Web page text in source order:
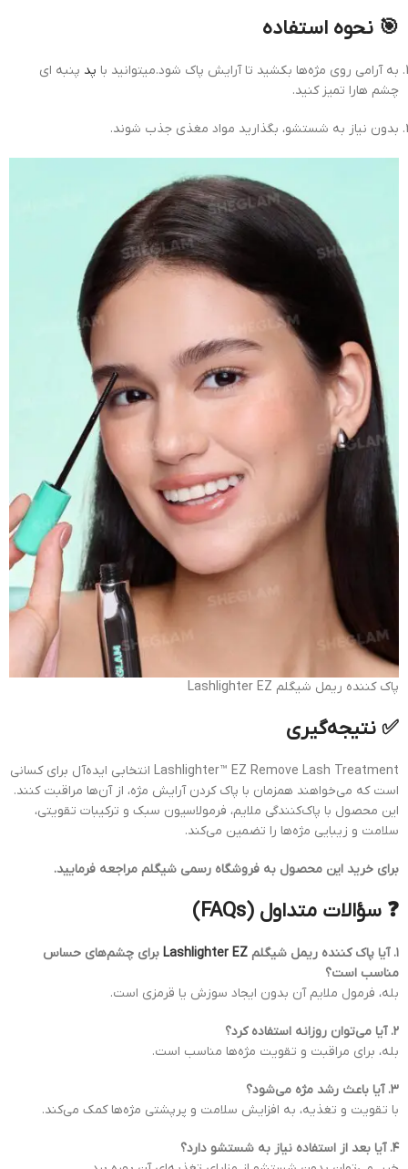
🎯 نحوه استفاده
به آرامی روی مژه‌ها بکشید تا آرایش پاک شود.میتوانید با پد پنبه ای
چشم هارا تمیز کنید.
بدون نیاز به شستشو، بگذارید مواد مغذی جذب شوند.
پاک کننده ریمل شیگلم Lashlighter EZ
✅ نتیجه‌گیری
Lashlighter™ EZ Remove Lash Treatment انتخابی ایده‌آل برای کسانی
است که می‌خواهند همزمان با پاک کردن آرایش مژه، از آن‌ها مراقبت کنند.
این محصول با پاک‌کنندگی ملایم، فرمولاسیون سبک و ترکیبات تقویتی،
سلامت و زیبایی مژه‌ها را تضمین می‌کند.
برای خرید این محصول به فروشگاه رسمی شیگلم مراجعه فرمایید.
❓ سؤالات متداول (FAQs)
۱. آیا پاک کننده ریمل شیگلم Lashlighter EZ برای چشم‌های حساس
مناسب است؟
بله، فرمول ملایم آن بدون ایجاد سوزش یا قرمزی است.
۲. آیا می‌توان روزانه استفاده کرد؟
بله، برای مراقبت و تقویت مژه‌ها مناسب است.
۳. آیا باعث رشد مژه می‌شود؟
با تقویت و تغذیه، به افزایش سلامت و پرپشتی مژه‌ها کمک می‌کند.
۴. آیا بعد از استفاده نیاز به شستشو دارد؟